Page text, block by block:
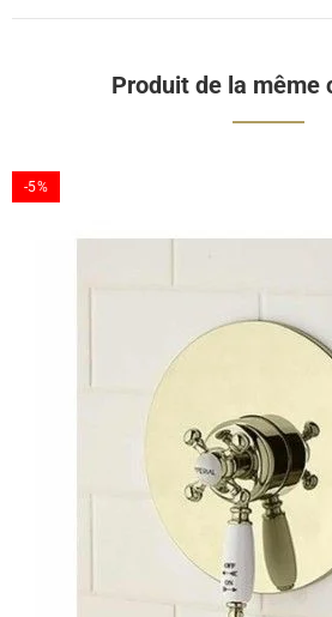
Produit de la même
-5%